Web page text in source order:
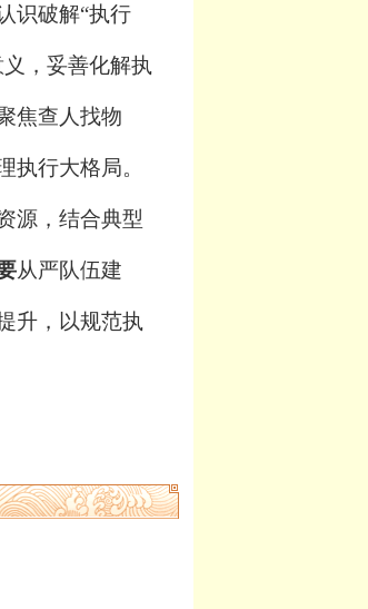
识破解“执行
，妥善化解执
焦查人找物
执行大格局。
源，结合典型
从严队伍建
升，以规范执